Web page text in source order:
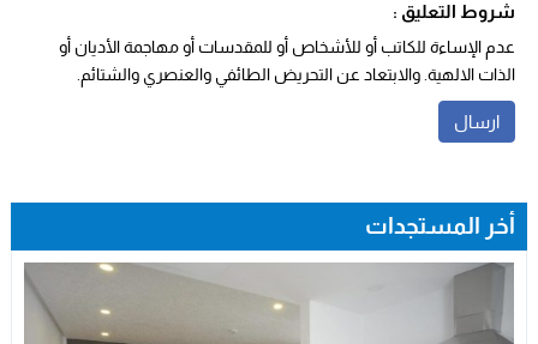
شروط التعليق :
عدم الإساءة للكاتب أو للأشخاص أو للمقدسات أو مهاجمة الأديان أو
الذات الالهية. والابتعاد عن التحريض الطائفي والعنصري والشتائم.
أخر المستجدات